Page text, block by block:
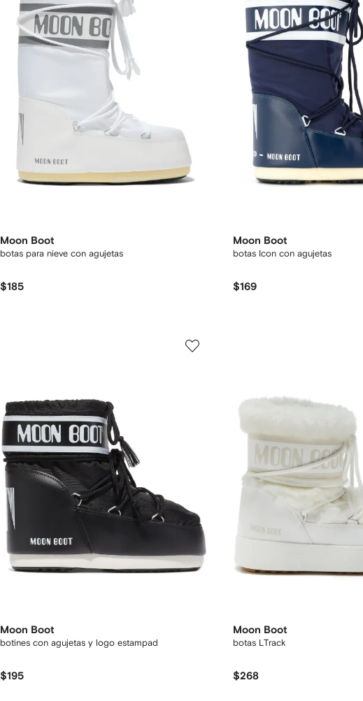
Moon Boot
botas para nieve con agujetas
$185
Moon Boot
botas Icon con agujetas
$169
Moon Boot
botines con agujetas y logo estampad
$195
Moon Boot
botas LTrack
$268